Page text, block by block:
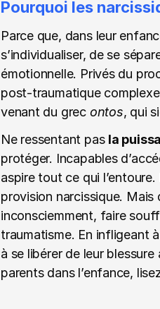
Pourquoi les
Parce que, dans leur
s’individualiser, de se
émotionnelle. Privés du
post-traumatique
venant du grec ontos, qui
Ne ressentant pas la
protéger. Incapables
aspire tout ce qui
provision narcissique.
inconsciemment, faire
traumatisme. En infligeant
à se libérer de leur
parents dans l’enfance,